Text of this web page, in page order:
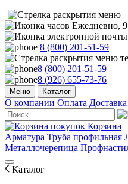
Ежедневно,
8 (800) 201-51-59
8 (800) 201-51-59
8 (926) 655-73-76
Меню Каталог
О компании Оплата Доставка
Корзина
Арматура Труба профильная
Металлочерепица
Каталог